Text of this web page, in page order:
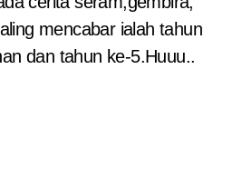
mencabar ialah tahun
dan tahun ke-5.Huuu..